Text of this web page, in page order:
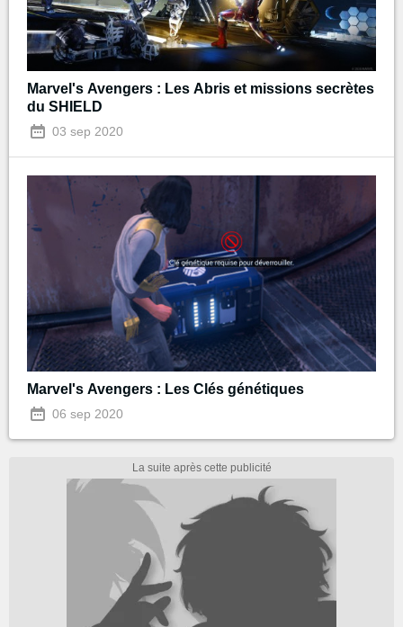
Marvel's Avengers : Les Abris et missions secrètes
du SHIELD
03 sep 2020
Marvel's Avengers : Les Clés génétiques
06 sep 2020